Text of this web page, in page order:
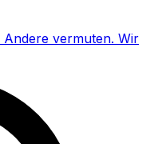
Andere vermuten. Wir